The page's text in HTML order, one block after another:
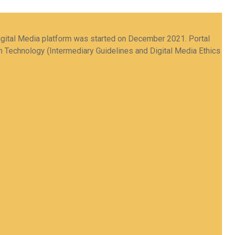
Media platform was started on December 2021. Portal
(Intermediary Guidelines and Digital Media Ethics